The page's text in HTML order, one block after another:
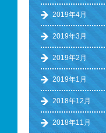
2019年4月
2019年3月
2019年2月
2019年1月
2018年12月
2018年11月